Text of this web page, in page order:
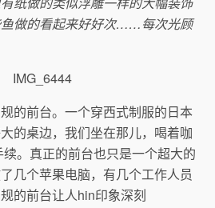
做的看起来好好次……每次光顾
的前台。一个穿西式制服的日本
的桌边，我们坐在那儿，喝着咖
。真正的前台也只是一个超大的
几个苹果电脑，有几个工作人员
的前台让人hin印象深刻